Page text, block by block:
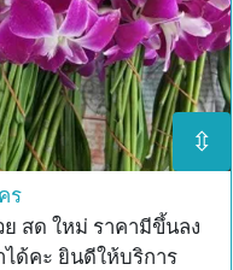
⇳
ร
สด ใหม่ ราคามีขึ้นลง
ด้คะ ยินดีให้บริการ